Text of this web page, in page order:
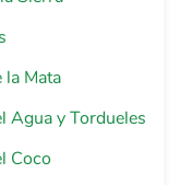
Mata
Agua y Tordueles
Coco